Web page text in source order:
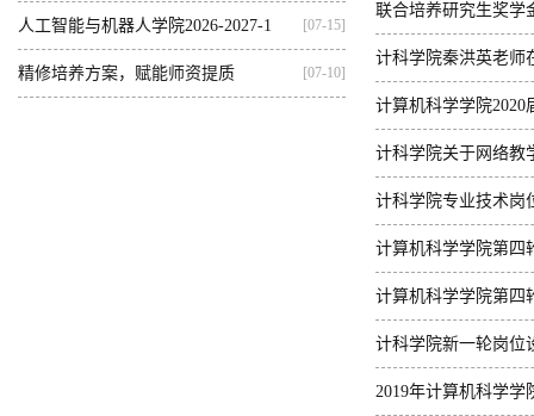
人...
人工智能与机器人学院2026-2027-1
学...
[07-15]
精修培养方案，赋能师资提质 [07-10]
联合培养研究生奖学
计科学院秦洪英老师
计算机科学学院
计科学院关于网络教
计科学院专业技术岗
计算机科学学院第四
计算机科学学院第四
计科学院新一轮岗位
2019年计算机科学学